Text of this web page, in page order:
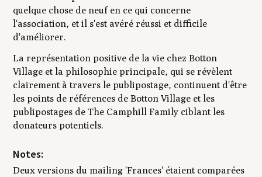
quelque chose de neuf en ce qui concerne
l'association, et il s'est avéré réussi et difficile
d'améliorer.
La représentation positive de la vie chez Botton
Village et la philosophie principale, qui se révèlent
clairement à travers le publipostage, continuent d'être
les points de références de Botton Village et les
publipostages de The Camphill Family ciblant les
donateurs potentiels.
Notes:
Deux versions du mailing 'Frances' étaient comparées